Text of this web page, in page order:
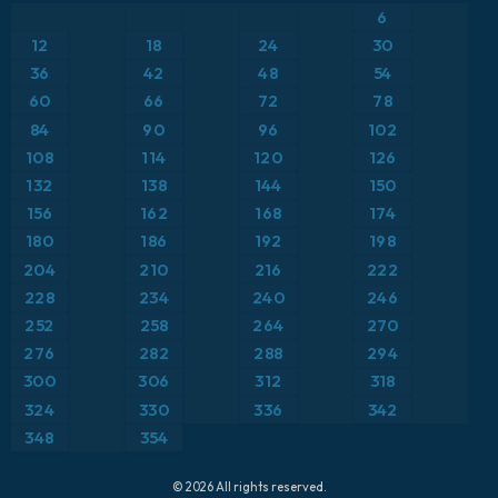
ICON Alemania 2 km
Caribe
Escandinavia
Estados Unidos
Europa
Francia
Grecia
Islandia
Anomalía de temperatura a 850 hPa
Precipitación, nubes y presión
Presión
Temperatura a 2 m
Temperatura a 500 hPa
Temperatura a 850 hPa
Viento a 10 m
Viento a 300 hPa (corriente en chorro)
6
12 18 24
30
36
42 48
54
60
66 72 78
84 90 96 102
108 114 120
126
132
138 144 150
156 162 168 174
180 186 192
198
204
210 216
222
228
234 240
246
252
258 264 270
276 282 288 294
300 306 312
318
324
330 336
342
348
354
© 2026 All rights reserved.